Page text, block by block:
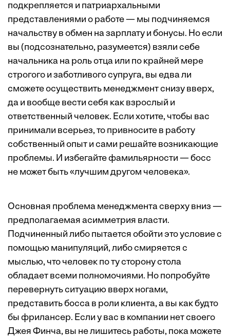
подкрепляется и патриархальными
представлениями о работе — мы подчиняемся
начальству в обмен на зарплату и бонусы. Но если
вы (подсознательно, разумеется) взяли себе
начальника на роль отца или по крайней мере
строгого и заботливого супруга, вы едва ли
сможете осуществить менеджмент снизу вверх,
да и вообще вести себя как взрослый и
ответственный человек. Если хотите, чтобы вас
принимали всерьез, то привносите в работу
собственный опыт и сами решайте возникающие
проблемы. И избегайте фамильярности — босс
не может быть «лучшим другом человека».
Основная проблема менеджмента сверху вниз —
предполагаемая асимметрия власти.
Подчиненный либо пытается обойти это условие с
помощью манипуляций, либо смиряется с
мыслью, что человек по ту сторону стола
обладает всеми полномочиями. Но попробуйте
перевернуть ситуацию вверх ногами,
представить босса в роли клиента, а вы как будто
бы фрилансер. Если у вас в компании нет своего
Джея Финча, вы не лишитесь работы, пока можете